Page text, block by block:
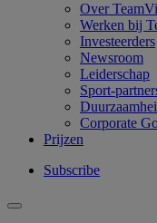
Over
Werken bij
Investeerders
Newsroom
Leiderschap
Sport-
Corporate
Prijzen
Subscribe